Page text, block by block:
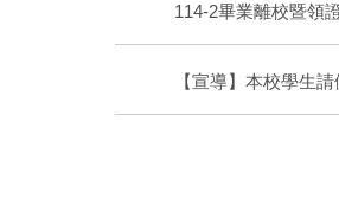
114-2畢業離校暨領
【宣導】本校學生